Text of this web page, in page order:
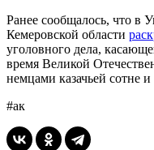
Ранее сообщалось, что в
Кемеровской области
уголовного дела,
время Великой
немцами казачьей сотне и
#ак